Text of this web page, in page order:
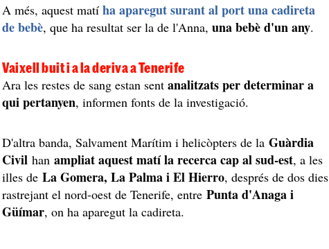
A més, aquest matíha aparegut surant al port una cadireta
de bebè, que ha resultat ser la de l'Anna,una bebè d'un any.
Vaixell buit i a la deriva a Tenerife
Ara les restes de sang estan sentanalitzats per determinar a
qui pertanyen, informen fonts de la investigació.
D'altra banda, Salvament Marítim i helicòpters de laGuàrdia
Civil hanampliat aquest matí la recerca cap al sud-est, a les
illes deLa Gomera, La Palma i El Hierro, després de dos dies
rastrejant el nord-oest de Tenerife, entrePunta d'Anaga i
Güímar, on ha aparegut la cadireta.